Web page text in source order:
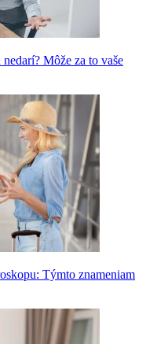
Môže za to vaše
Týmto znameniam